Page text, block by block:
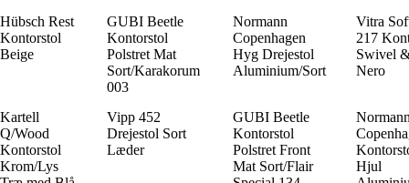
Hübsch Rest
Kontorstol
Beige
GUBI Beetle
Kontorstol
Polstret Mat
Sort/Karakorum
003
Normann
Copenhagen
Hyg Drejestol
Aluminium/Sort
Vitra
217
Swivel
Nero
Kartell
Q/Wood
Kontorstol
Krom/Lys
Vipp 452
Drejestol Sort
Læder
GUBI Beetle
Kontorstol
Polstret Front
Mat Sort/Flair
Hjul